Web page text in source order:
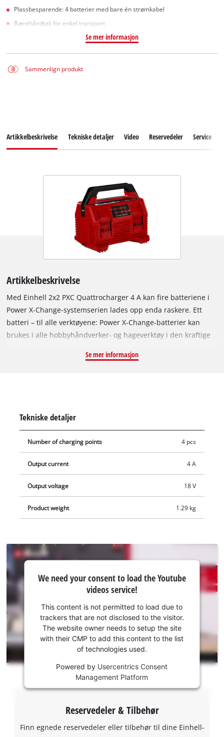
Plassbesparende: 4 batterier med bare én strømkabel
Bærehåndtak for enkel transport
Se mer informasjon
Sammenlign produkt
Artikkelbeskrivelse Tekniske detaljer Video Reservedeler Service
Artikkelbeskrivelse
Med Einhell 2x2 PXC Quattrocharger 4 A kan fire batteriene i
Power X-Change-systemserien lades opp enda raskere. Ett
batteri – til alle verktøyene: Power X-Change-batterier kan
brukes i alle hobbyhåndverker- og hageverktøy i den kraftige
batterier. Kontinuerlig, samtidig lading av to batterier - ett
bærehåndtaket, som gir mulighet til enkel og uanstrengt
Quattrocharger ypperlig til mobil bruk. Det kan benyttes fire
batterispor med bare ett støpsel, dette sparer plass både på
arbeidsbordet og på byggeplassen. Takket være 4 A-
hurtigladeteknologien er ladetidene enda kortere, og for
optimal lading og topp sikkerhet blir batteriet hele tiden
overvåket av den intelligente ladestyringen. Ved hjelp av
trinns LED-statusindikatoren for hvert batteri.
Se mer informasjon
Tekniske detaljer
Number of charging points 4 pcs
Output current 4 A
Output voltage 18 V
Product weight 1.29 kg
need
your
consent
to load
Youtube
service!
This
load
We need your consent to load the Youtube
videos service!
This content is not permitted to load due to
trackers that are not disclosed to the visitor.
The website owner needs to setup the site
with their CMP to add this content to the list
of technologies used.
Powered by Usercentrics Consent
Management Platform
Reservedeler & Tilbehør
Finn egnede reservedeler eller tilbehør til dine Einhell-